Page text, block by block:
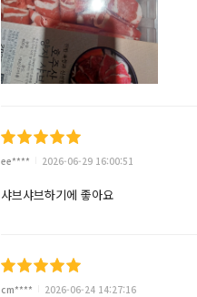
ee**** 2026-06-29 16:00:51
샤브샤브하기에 좋아요
cm**** 2026-06-24 14:27:16